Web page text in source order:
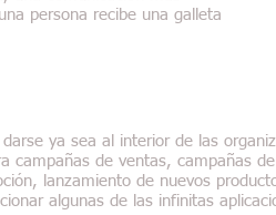
persona recibe una galleta
ya sea al interior de las
campañas de ventas, campañas
lanzamiento de nuevos
algunas de las infinitas